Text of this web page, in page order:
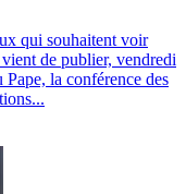
qui souhaitent voir
de publier, vendredi
la conférence des